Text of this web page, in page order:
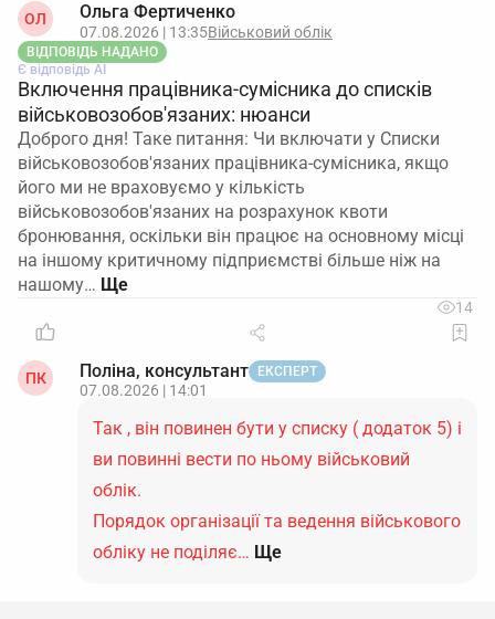
ОЛ Ольга Фертиченко
07.08.2026 | 13:35Військовий облік
ВІДПОВІДЬ НАДАНО
Є відповідь АІ
Включення працівника-сумісника до списків
військовозобов'язаних: нюанси
Доброго дня! Таке питання: Чи включати у Списки
військовозобов'язаних працівника-сумісника, якщо
його ми не враховуємо у кількість
військовозобов'язаних на розрахунок квоти
бронювання, оскільки він працює на основному місці
на іншому критичному підприємстві більше ніж на
нашому…
14
ПК Поліна, консультант ЕКСПЕРТ
07.08.2026 | 14:01
Так , він повинен бути у списку ( додаток 5) і
ви повинні вести по ньому військовий
облік.
Порядок організації та ведення військового
обліку не поділяє… Ще